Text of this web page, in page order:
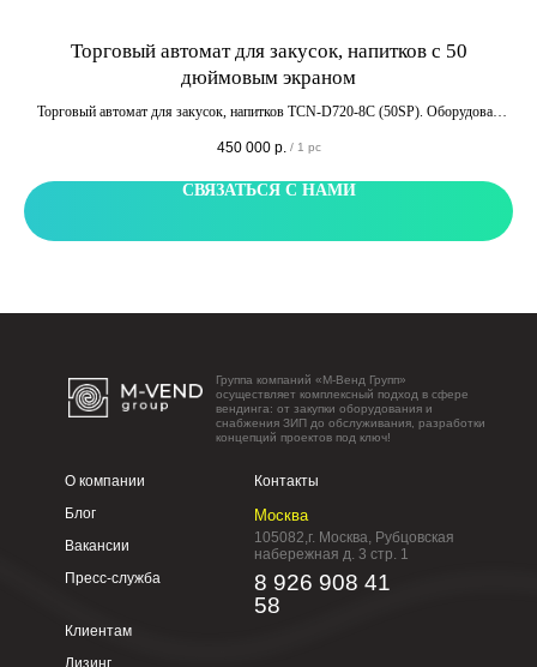
Торговый автомат для закусок, напитков с 50
дюймовым экраном
Торговый автомат для закусок, напитков TCN-D720-8C (50SP). Оборудован
отличной цветопередачей. Способен вместить до 800 единиц товара.
450 000 р. / 1 pc
СВЯЗАТЬСЯ С НАМИ
Группа компаний «М-Венд Групп»
осуществляет комплексный подход в сфере
вендинга: от закупки оборудования и
снабжения ЗИП до обслуживания, разработки
концепций проектов под ключ!
О компании
Блог
Вакансии
Пресс-служба
Контакты
Клиентам
Лизинг
Москва
105082,г. Москва, Рубцовская
набережная д. 3 стр. 1
8 926 908 41
58